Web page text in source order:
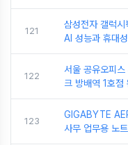
121
삼성전자 갤럭
AI 성능과 휴대
122
서울 공유오피
크 방배역 1호점
123
GIGABYTE
사무 업무용 노